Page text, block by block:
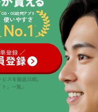
OB・OG訪問アプリ
使いやすさ
No.1 ※
登録 ／
登録
スを徹底比較。
」一覧」